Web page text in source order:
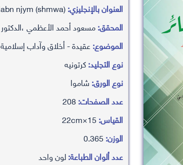
العنوان بالإنجليزي:rsalah alsaga’r walkba’r m’a shrhaha labn njym (shmwa)
المحقق:مسعود أحمد الأعظمي ،الدكتور
الموضوع:عقيدة - أخلاق وآداب إسلامية
نوع التجليد:كرتونيه
نوع الورق:شاموا
عدد الصفحات:208
القياس:
الوزن:
عدد ألوان الطباعة:لون واحد